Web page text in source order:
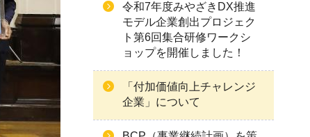
令和7年度みやざきDX推進
モデル企業創出プロジェク
ト第6回集合研修ワークシ
ョップを開催しました！
「付加価値向上チャレンジ
企業」について